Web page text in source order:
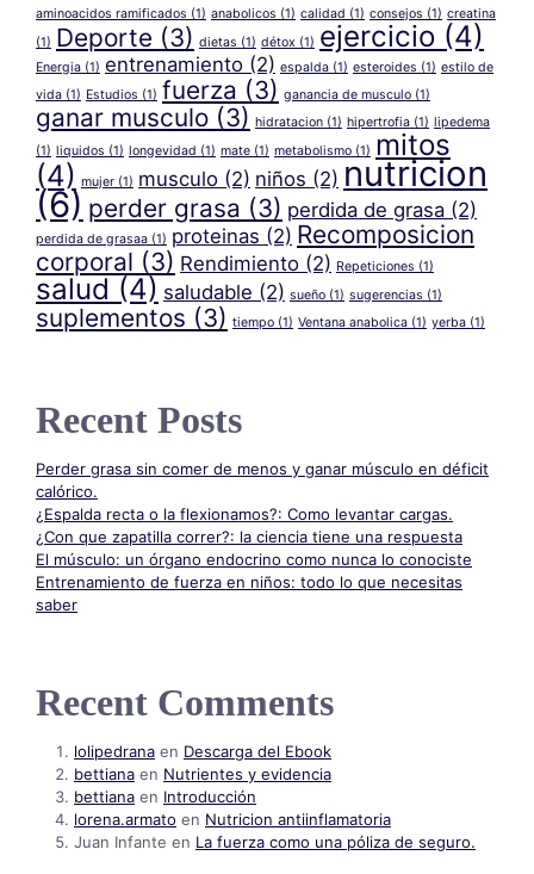
aminoacidos ramificados (1) anabolicos (1) calidad (1) consejos (1) creatina
(1) Deporte (3) dietas (1) détox (1) ejercicio (4)
Energia (1) entrenamiento (2) espalda (1) esteroides (1) estilo de
vida (1) Estudios (1) fuerza (3) ganancia de musculo (1)
ganar musculo (3) hidratacion (1) hipertrofia (1) lipedema
(1) liquidos (1) longevidad (1) mate (1) metabolismo (1) mitos
(4) mujer (1) musculo (2) niños (2) nutricion
(6) perder grasa (3) perdida de grasa (2)
perdida de grasaa (1) proteinas (2) Recomposicion
corporal (3) Rendimiento (2) Repeticiones (1)
salud (4) saludable (2) sueño (1) sugerencias (1)
suplementos (3) tiempo (1) Ventana anabolica (1) yerba (1)
Recent Posts
Perder grasa sin comer de menos y ganar músculo en déficit
calórico.
¿Espalda recta o la flexionamos?: Como levantar cargas.
¿Con que zapatilla correr?: la ciencia tiene una respuesta
El músculo: un órgano endocrino como nunca lo conociste
Entrenamiento de fuerza en niños: todo lo que necesitas
saber
Recent Comments
lolipedrana en Descarga del Ebook
bettiana en Nutrientes y evidencia
bettiana en Introducción
lorena.armato en Nutricion antiinflamatoria
Juan Infante en La fuerza como una póliza de seguro.